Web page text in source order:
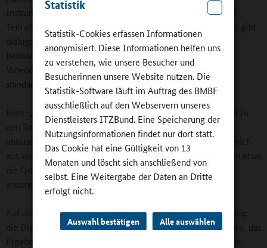
Statistik
Statistik-Cookies erfassen Informationen
anonymisiert. Diese Informationen helfen uns
zu verstehen, wie unsere Besucher und
Besucherinnen unsere Website nutzen. Die
Statistik-Software läuft im Auftrag des BMBF
ausschließlich auf den Webservern unseres
Dienstleisters ITZBund. Eine Speicherung der
Nutzungsinformationen findet nur dort statt.
Das Cookie hat eine Gültigkeit von 13
Monaten und löscht sich anschließend von
selbst. Eine Weitergabe der Daten an Dritte
erfolgt nicht.
Auswahl bestätigen Alle auswählen
Instrumente sollen zur Datenerhebung genutzt werden? Die
Teilnehmer lernen die vielfältigen Möglichkeiten kennen: Es gibt
dialogbasierte Verfahren wie Interviews oder Workshops,
Beobachtungsverfahren wie Hospitationen und
Videodokumentationen, Befragungen in Form von
standardisierten Fragebögen auf Papier oder online.
Renz: „Die Instrumente müssen zu den Fragestellungen und zu
den Rahmenbedingungen der Schule passen.“ Mit Hilfe
unterschiedlicher Instrumente kann der interessierende Bereich
aus verschiedenen Blickwinkeln betrachtet werden. Will man etwa
die Qualität eines Kurses bewerten, bringt eine Hospitation
andere Ergebnisse als ein Schülerfragebogen.
Auf die Datenerhebung folgt die Auswertung und ganz wichtig:
die Diskussion über Konsequenzen. Renz rät den Teilnehmern, das
Ergebnis einer Evaluation im Unterricht zu besprechen. „Eine